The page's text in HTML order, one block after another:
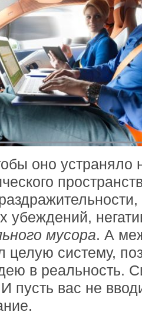
оно устраняло
убеждений,
мусора. А
целую систему,
в реальность.
пусть вас не